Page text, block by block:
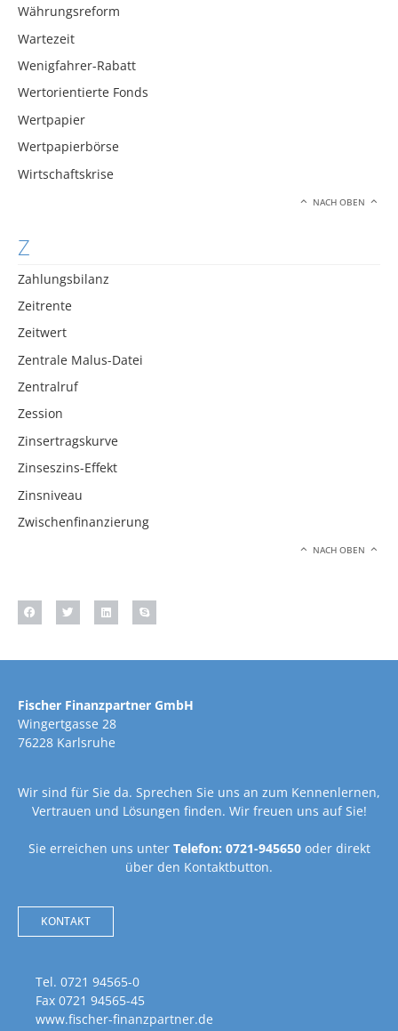
Währungsreform
Wartezeit
Wenigfahrer-Rabatt
Wertorientierte Fonds
Wertpapier
Wertpapierbörse
Wirtschaftskrise
NACH OBEN
Z
Zahlungsbilanz
Zeitrente
Zeitwert
Zentrale Malus-Datei
Zentralruf
Zession
Zinsertragskurve
Zinseszins-Effekt
Zinsniveau
Zwischenfinanzierung
NACH OBEN
Fischer Finanzpartner GmbH
Wingertgasse 28
76228 Karlsruhe
Wir sind für Sie da. Sprechen Sie uns an zum Kennenlernen,
Vertrauen und Lösungen finden. Wir freuen uns auf Sie!
Sie erreichen uns unter Telefon: 0721-945650oder direkt
über den Kontaktbutton.
KONTAKT
Tel. 0721 94565-0
Fax 0721 94565-45
www.fischer-finanzpartner.de